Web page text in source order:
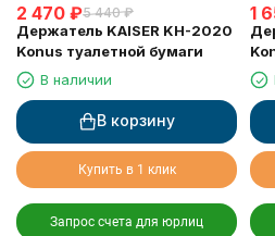
2 470 ₽5 440 ₽
Держатель KAISER KH-2020
Konus туалетной бумаги
В наличии
В корзину
Купить в 1 клик
Запрос счета для юрлиц
1